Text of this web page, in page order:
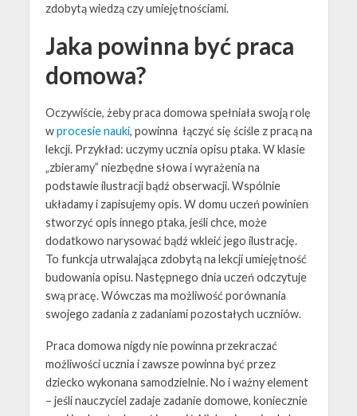
zdobytą wiedzą czy umiejętnościami.
Jaka powinna być praca
domowa?
Oczywiście, żeby praca domowa spełniała swoją rolę
wprocesie nauki, powinna łączyć się ściśle z pracą na
lekcji. Przykład: uczymy ucznia opisu ptaka. W klasie
„zbieramy” niezbędne słowa i wyrażenia na
podstawie ilustracji bądź obserwacji. Wspólnie
układamy i zapisujemy opis. W domu uczeń powinien
stworzyć opis innego ptaka, jeśli chce, może
dodatkowo narysować bądź wkleić jego ilustrację.
To funkcja utrwalająca zdobytą na lekcji umiejętność
budowania opisu. Następnego dnia uczeń odczytuje
swą pracę. Wówczas ma możliwość porównania
swojego zadania z zadaniami pozostałych uczniów.
Praca domowa nigdy nie powinna przekraczać
możliwości ucznia i zawsze powinna być przez
dziecko wykonana samodzielnie. No i ważny element
– jeśli nauczyciel zadaje zadanie domowe, koniecznie